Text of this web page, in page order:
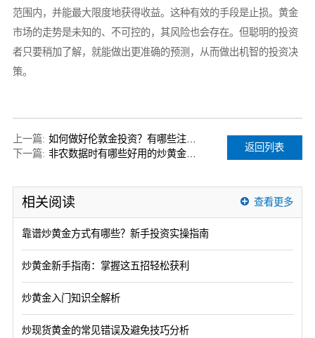
范围内，并能最大限度地获得收益。这种有效的手段是止损。黄金
市场的走势是未知的、不可控的，其风险也会存在。但聪明的投资
者只要稍加了解，就能做出更准确的预测，从而做出机智的投资决
策。
上一篇:
如何做好伦敦金投资？有哪些注意事项？
下一篇:
非农数据时有哪些好用的炒黄金技巧
返回列表
相关阅读 查看更多
靠谱炒黄金方式有哪些？新手投资实操指南
炒黄金新手指南：掌握这五招轻松获利
炒黄金入门知识全解析
炒现货黄金的常见错误及避免技巧分析